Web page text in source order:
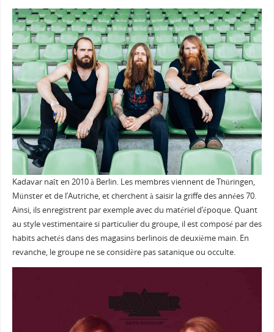
Kadavar naît en 2010 à Berlin. Les membres viennent de Thüringen,
Münster et de l’Autriche, et cherchent à saisir la griffe des années 70.
Ainsi, ils enregistrent par exemple avec du matériel d’époque. Quant
au style vestimentaire si particulier du groupe, il est composé par des
habits achetés dans des magasins berlinois de deuxième main. En
revanche, le groupe ne se considère pas satanique ou occulte.